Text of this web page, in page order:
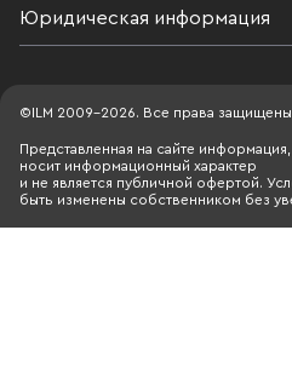
Юридическая информация
©ILM 2009-2026. Все права защищены
Представленная на сайте
носит информационный характер
и не является публичной офертой.
быть изменены собственником без